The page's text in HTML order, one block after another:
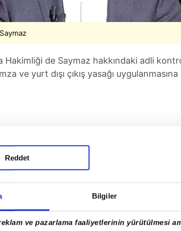
Bilgiler
ve pazarlama faaliyetlerinin yürütülmesi
Reddet
Hakimliği de Saymaz hakkındaki adli
ve yurt dışı çıkış yasağı